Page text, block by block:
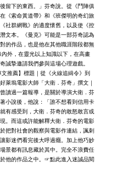
留下的東西。」芬奇說。從《鬥陣俱
《索命黃道帶》和《班傑明的奇幻旅
社群網戰》的適度懷舊，以及使《控
文本。《曼克》可能是一部芬奇認為
的作品，也是他在其他職涯階段都無
外，在靈光以上知識以下，在高畫
誠摯邀請我們參與這場心理遊戲。
文推薦】標題｜從《火線追緝令》到
萊塢電影大師「大衛．芬奇」撰文｜
讀過一篇報導，是關於導演大衛．芬
小說後，他說：「誰不想看到信用卡
有感受到，大衛．芬奇的敢怒敢言或
。而這或許能解釋大衛．芬奇的電影
把對社會的觀察與電影作連結，諷刺
影迷們看完後大呼過癮。加上他巧妙
景都有訊息藏於其中。完全不浪費任
他的作品之中。☞點此進入迷誠品閱